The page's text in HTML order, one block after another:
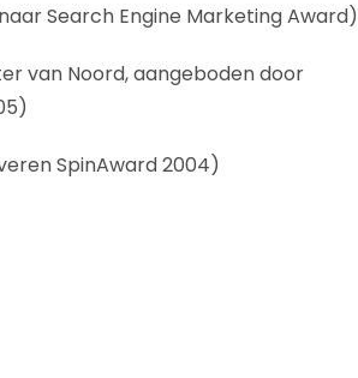
Search Engine Marketing Award)
van Noord, aangeboden door
SpinAward 2004)